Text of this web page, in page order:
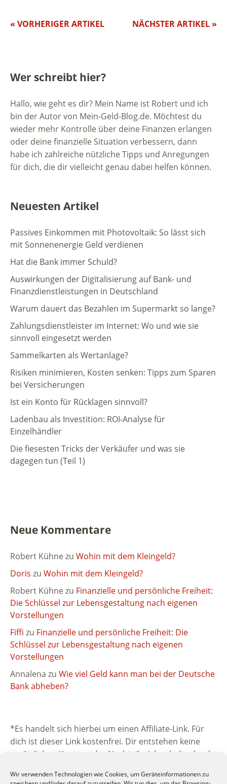
Wir verwenden Technologien wie Cookies, um Geräteinformationen zu
NÄCHSTER ARTIKEL »
« VORHERIGER ARTIKEL
Wer schreibt hier?
Hallo, wie geht es dir? Mein Name ist Robert und ich
bin der Autor von Mein-Geld-Blog.de. Möchtest du
wieder mehr Kontrolle über deine Finanzen erlangen
oder deine finanzielle Situation verbessern, dann
habe ich zahlreiche nützliche Tipps und Anregungen
für dich, die dir vielleicht genau dabei helfen können.
Neuesten Artikel
Passives Einkommen mit Photovoltaik: So lässt sich
mit Sonnenenergie Geld verdienen
Hat die Bank immer Schuld?
Auswirkungen der Digitalisierung auf Bank- und
Finanzdienstleistungen in Deutschland
Warum dauert das Bezahlen im Supermarkt so lange?
Zahlungsdienstleister im Internet: Wo und wie sie
sinnvoll eingesetzt werden
Sammelkarten als Wertanlage?
Risiken minimieren, Kosten senken: Tipps zum Sparen
bei Versicherungen
Ist ein Konto für Rücklagen sinnvoll?
Ladenbau als Investition: ROI-Analyse für
Einzelhändler
Die fiesesten Tricks der Verkäufer und was sie
dagegen tun (Teil 1)
Neue Kommentare
Robert Kühnezu Wohin mit dem Kleingeld?
Doris zu Wohin mit dem Kleingeld?
Robert Kühnezu Finanzielle und persönliche Freiheit:
Die Schlüssel zur Lebensgestaltung nach eigenen
Vorstellungen
Fiffi zu Finanzielle und persönliche Freiheit: Die
Schlüssel zur Lebensgestaltung nach eigenen
Vorstellungen
Annalena zu Wie viel Geld kann man bei der Deutsche
Bank abheben?
*Es handelt sich hierbei um einen Affiliate-Link. Für
dich ist dieser Link kostenfrei. Dir entstehen keine
zusätzlichen Kosten oder Nachteile. Ich erhalte durch
beworbenen Unternehmen. Vielen Dank für deine